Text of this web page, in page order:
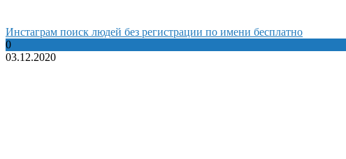
Инстаграм поиск людей без регистрации по имени бесплатно
0
03.12.2020